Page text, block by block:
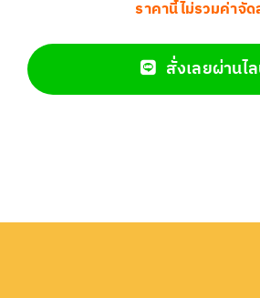
ราคานี้ไม่รวมค่าจั
สั่งเลยผ่านไ